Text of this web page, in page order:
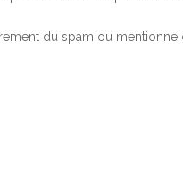
du spam ou